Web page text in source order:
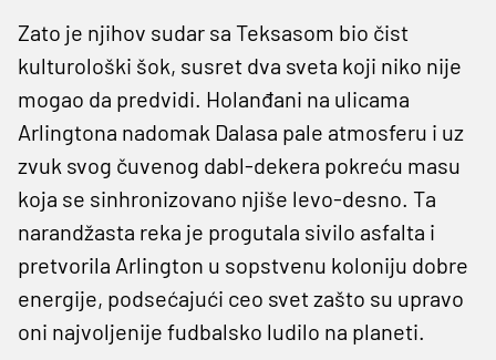
Zato je njihov sudar sa Teksasom bio čist
kulturološki šok, susret dva sveta koji niko nije
mogao da predvidi. Holanđani na ulicama
Arlingtona nadomak Dalasa pale atmosferu i uz
zvuk svog čuvenog dabl-dekera pokreću masu
koja se sinhronizovano njiše levo-desno. Ta
narandžasta reka je progutala sivilo asfalta i
pretvorila Arlington u sopstvenu koloniju dobre
energije, podsećajući ceo svet zašto su upravo
oni najvoljenije fudbalsko ludilo na planeti.